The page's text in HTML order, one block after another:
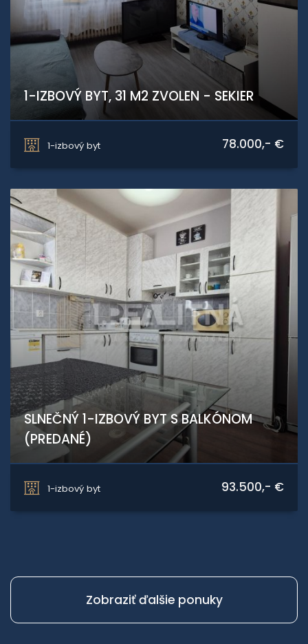
1-IZBOVÝ BYT, 31 M2 ZVOLEN - SEKIER
1-izbový byt
78.000,- €
SLNEČNÝ 1-IZBOVÝ BYT S BALKÓNOM
(PREDANÉ)
1-izbový byt
93.500,- €
Zobraziť ďalšie ponuky